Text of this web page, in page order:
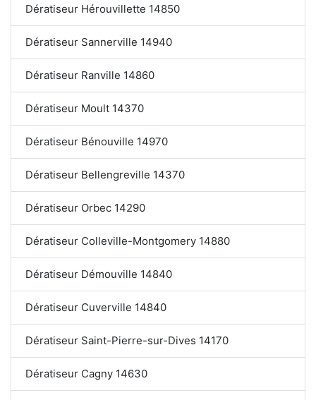
Dératiseur Hérouvillette 14850
Dératiseur Sannerville 14940
Dératiseur Ranville 14860
Dératiseur Moult 14370
Dératiseur Bénouville 14970
Dératiseur Bellengreville 14370
Dératiseur Orbec 14290
Dératiseur Colleville-Montgomery 14880
Dératiseur Démouville 14840
Dératiseur Cuverville 14840
Dératiseur Saint-Pierre-sur-Dives 14170
Dératiseur Cagny 14630